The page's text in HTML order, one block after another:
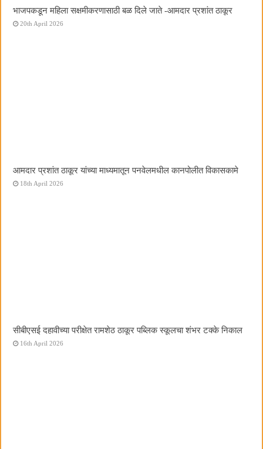
भाजपकडून महिला सक्षमीकरणासाठी बळ दिले जाते -आमदार प्रशांत ठाकूर
20th April 2026
आमदार प्रशांत ठाकूर यांच्या माध्यमातून पनवेलमधील कानपोलीत विकासकामे
18th April 2026
सीबीएसई दहावीच्या परीक्षेत रामशेठ ठाकूर पब्लिक स्कूलचा शंभर टक्के निकाल
16th April 2026